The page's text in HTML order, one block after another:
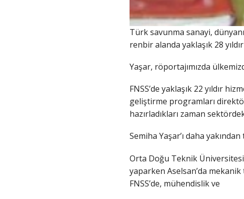
Türk savunma sanayi,
renbir alanda yaklaşık 28
Yaşar, röportajımızda
FNSS’de yaklaşık 22 yıldır
geliştirme programları
hazırladıkları zaman
Semiha Yaşar’ı daha
Orta Doğu Teknik Üniversitesi
yaparken Aselsan’da mekanik
FNSS’de, mühendislik ve